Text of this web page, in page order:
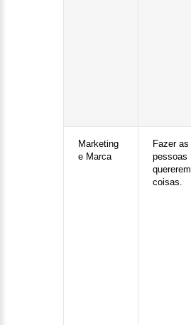
Marketing
e Marca
Fazer as
pessoas
quererem
coisas.